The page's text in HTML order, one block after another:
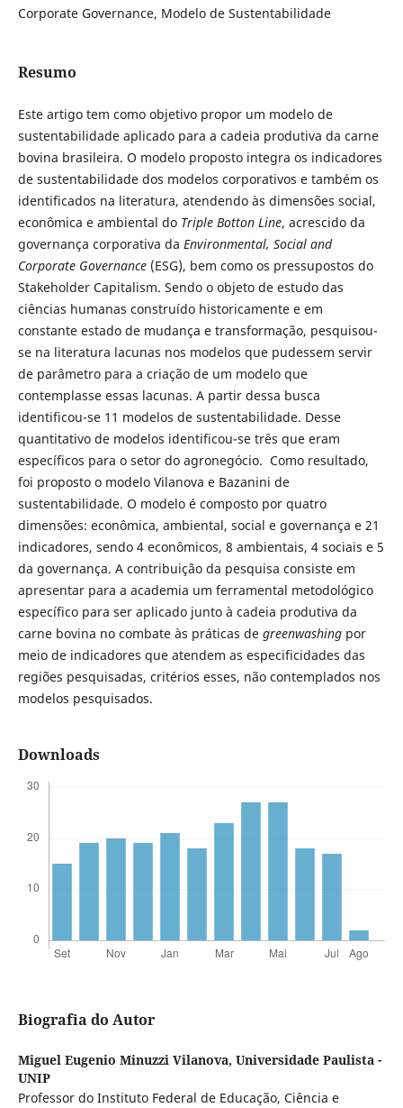
Corporate Governance, Modelo de Sustentabilidade
Resumo
Este artigo tem como objetivo propor um modelo de
sustentabilidade aplicado para a cadeia produtiva da carne
bovina brasileira. O modelo proposto integra os indicadores
de sustentabilidade dos modelos corporativos e também os
identificados na literatura, atendendo às dimensões social,
econômica e ambiental do Triple Botton Line, acrescido da
governança corporativa da Environmental, Social and
Corporate Governance(ESG), bem como os pressupostos do
Stakeholder Capitalism. Sendo o objeto de estudo das
ciências humanas construído historicamente e em
constante estado de mudança e transformação, pesquisou-
se na literatura lacunas nos modelos que pudessem servir
de parâmetro para a criação de um modelo que
contemplasse essas lacunas. A partir dessa busca
identificou-se 11 modelos de sustentabilidade. Desse
quantitativo de modelos identificou-se três que eram
específicos para o setor do agronegócio. Como resultado,
foi proposto o modelo Vilanova e Bazanini de
sustentabilidade. O modelo é composto por quatro
dimensões: econômica, ambiental, social e governança e 21
indicadores, sendo 4 econômicos, 8 ambientais, 4 sociais e 5
da governança. A contribuição da pesquisa consiste em
apresentar para a academia um ferramental metodológico
específico para ser aplicado junto à cadeia produtiva da
carne bovina no combate às práticas de greenwashingpor
meio de indicadores que atendem as especificidades das
regiões pesquisadas, critérios esses, não contemplados nos
modelos pesquisados.
Downloads
Biografia do Autor
Miguel Eugenio Minuzzi Vilanova, Universidade Paulista -
UNIP
Professor do Instituto Federal de Educação, Ciência e